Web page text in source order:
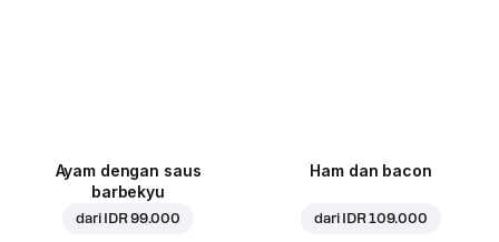
Ayam dengan saus
barbekyu
dari IDR 99.000
Ham dan bacon
dari IDR 109.000